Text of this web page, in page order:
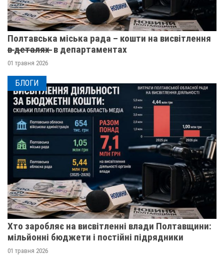
Полтавська міська рада – кошти на висвітлення
в̶ ̶д̶е̶т̶а̶л̶я̶х̶ ̶ в департаментах
01 травня 2026
БЛОГИ
Хто заробляє на висвітленні влади Полтавщини:
мільйонні бюджети і постійні підрядники
01 травня 2026